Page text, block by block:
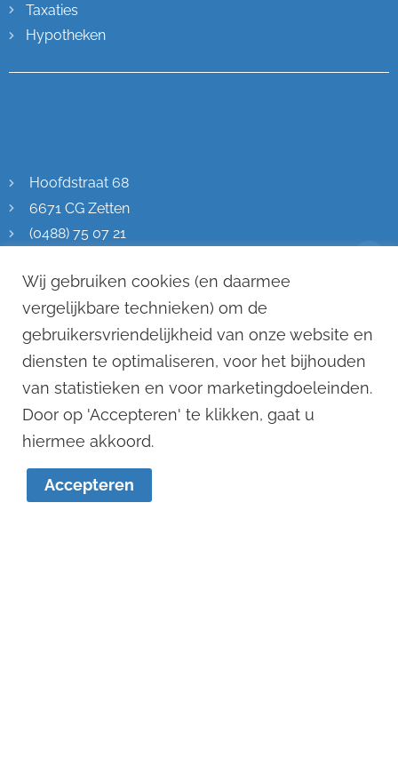
Taxaties
Hypotheken
Hoofdstraat 68
6671 CG Zetten
(0488) 75 07 21
KVK: 70471576
Wij gebruiken cookies (en daarmee
vergelijkbare technieken) om de
gebruikersvriendelijkheid van onze website en
diensten te optimaliseren, voor het bijhouden
van statistieken en voor marketingdoeleinden.
Door op 'Accepteren' te klikken, gaat u
hiermee akkoord.
Accepteren